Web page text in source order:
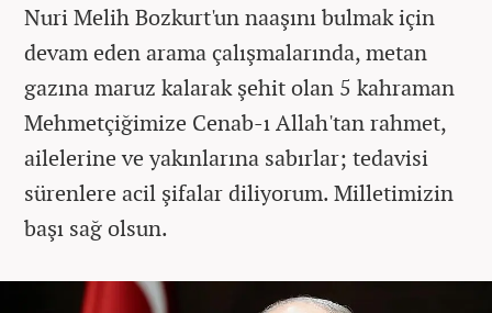
Nuri Melih Bozkurt'un naaşını bulmak için
devam eden arama çalışmalarında, metan
gazına maruz kalarak şehit olan 5 kahraman
Mehmetçiğimize Cenab-ı Allah'tan rahmet,
ailelerine ve yakınlarına sabırlar; tedavisi
sürenlere acil şifalar diliyorum. Milletimizin
başı sağ olsun.